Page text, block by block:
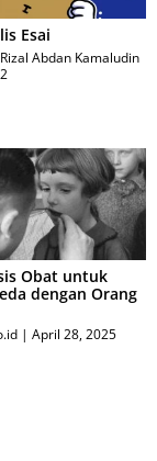
Esai
Abdan Kamaludin
Obat untuk
dengan Orang
April 28, 2025